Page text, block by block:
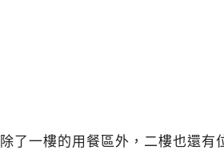
除了一樓的用餐區外，二樓也還有